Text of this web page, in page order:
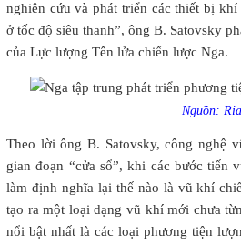
nghiên cứu và phát triển các thiết bị
ở tốc độ siêu thanh”, ông B. Satovsky
của Lực lượng Tên lửa chiến lược Nga.
Nguồn:
Theo lời ông B. Satovsky, công nghệ
gian đoạn “cửa sổ”, khi các bước tiến
làm định nghĩa lại thế nào là vũ khí
tạo ra một loại dạng vũ khí mới chưa
nổi bật nhất là các loại phương tiện